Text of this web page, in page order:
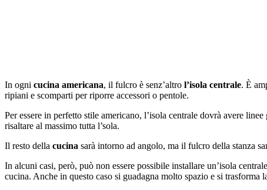
In ogni cucina americana, il fulcro è senz’altro l’isola centrale. È
ripiani e scomparti per riporre accessori o pentole.
Per essere in perfetto stile americano, l’isola centrale dovrà avere
risaltare al massimo tutta l’sola.
Il resto della cucina sarà intorno ad angolo, ma il fulcro della stanza
In alcuni casi, però, può non essere possibile installare un’isola
cucina. Anche in questo caso si guadagna molto spazio e si trasforma